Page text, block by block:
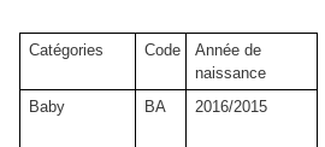
Catégories Code
Année de
naissance
Baby BA 2016/2015